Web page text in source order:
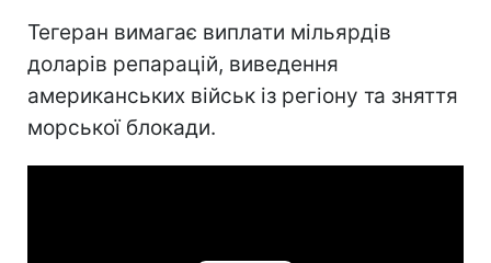
Тегеран вимагає виплати мільярдів
доларів репарацій, виведення
американських військ із регіону та зняття
морської блокади.